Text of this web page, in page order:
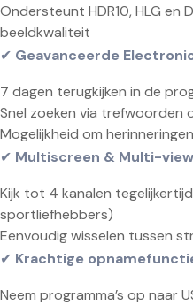
Ondersteunt HDR10, HLG en
beeldkwaliteit
✔ Geavanceerde
7 dagen terugkijken in de
Snel zoeken via trefwoorden
Mogelijkheid om
✔ Multiscreen & Multi-view
Kijk tot 4 kanalen
sportliefhebbers)
Eenvoudig wisselen tussen
✔ Krachtige
Neem programma’s op naar